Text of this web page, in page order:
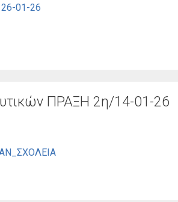
01-26
ΠΡΑΞΗ 2η/14-01-26